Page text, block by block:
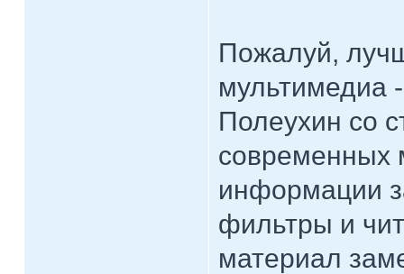
Пожалуй,
мультимедиа
Полеухин со
современных
информации
фильтры и
материал